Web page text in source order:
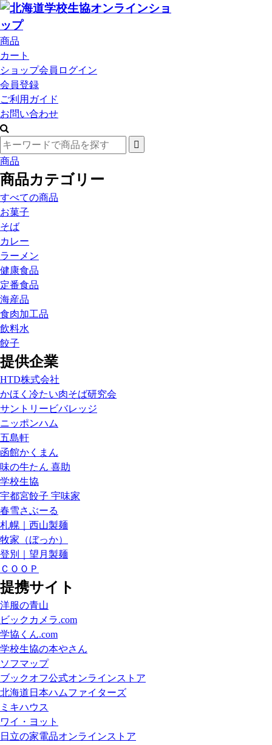
商品
カート
ショップ会員ログイン
会員登録
ご利用ガイド
お問い合わせ
商品
商品カテゴリー
すべての商品
お菓子
そば
カレー
ラーメン
健康食品
定番食品
海産品
食肉加工品
飲料水
餃子
提供企業
HTD株式会社
かほく冷たい肉そば研究会
サントリービバレッジ
ニッポンハム
五島軒
函館かくまん
味の牛たん 喜助
学校生協
宇都宮餃子 宇味家
春雪さぶーる
札幌｜西山製麺
牧家（ぼっか）
登別｜望月製麺
ＣＯＯＰ
提携サイト
洋服の青山
ビックカメラ.com
学協くん.com
学校生協の本やさん
ソフマップ
ブックオフ公式オンラインストア
北海道日本ハムファイターズ
ミキハウス
ワイ・ヨット
日立の家電品オンラインストア